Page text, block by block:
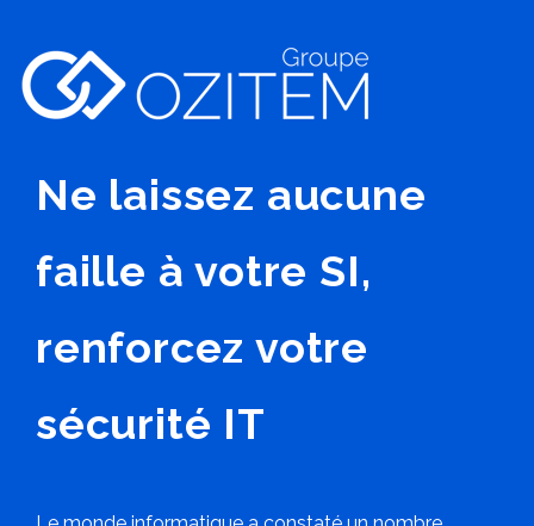
Ne laissez aucune
faille à votre SI,
renforcez votre
sécurité IT